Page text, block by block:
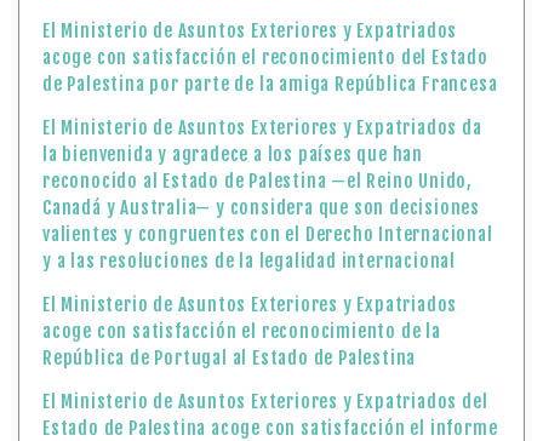
El Ministerio de Asuntos Exteriores y Expatriados
acoge con satisfacción el reconocimiento del Estado
de Palestina por parte de la amiga República Francesa
El Ministerio de Asuntos Exteriores y Expatriados da
la bienvenida y agradece a los países que han
reconocido al Estado de Palestina —el Reino Unido,
Canadá y Australia— y considera que son decisiones
valientes y congruentes con el Derecho Internacional
y a las resoluciones de la legalidad internacional
El Ministerio de Asuntos Exteriores y Expatriados
acoge con satisfacción el reconocimiento de la
República de Portugal al Estado de Palestina
El Ministerio de Asuntos Exteriores y Expatriados del
Estado de Palestina acoge con satisfacción el informe